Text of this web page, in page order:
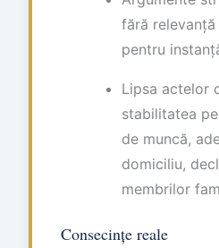
fără
pentru
Lipsa actelor
stabilitatea
de muncă,
domiciliu,
membrilor
Consecințe reale